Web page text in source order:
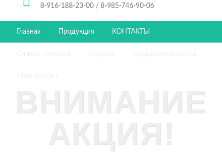
8-916-188-23-00 / 8-985-746-90-06
Главная Продукция КОНТАКТЫ
ВНИМАНИЕ
АКЦИЯ!